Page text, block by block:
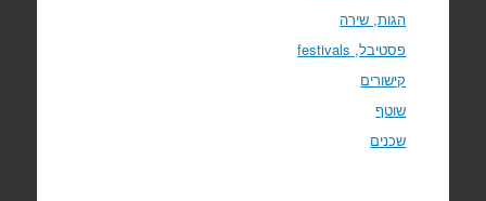
הגות, שירה
פסטיבל, festivals
קישורים
שוטף
שכנים